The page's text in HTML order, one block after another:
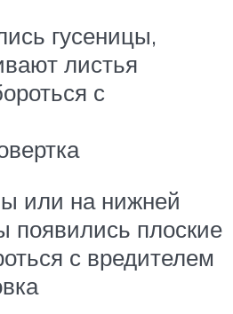
гусеницы,
листья
с
или на нижней
появились плоские
с вредителем